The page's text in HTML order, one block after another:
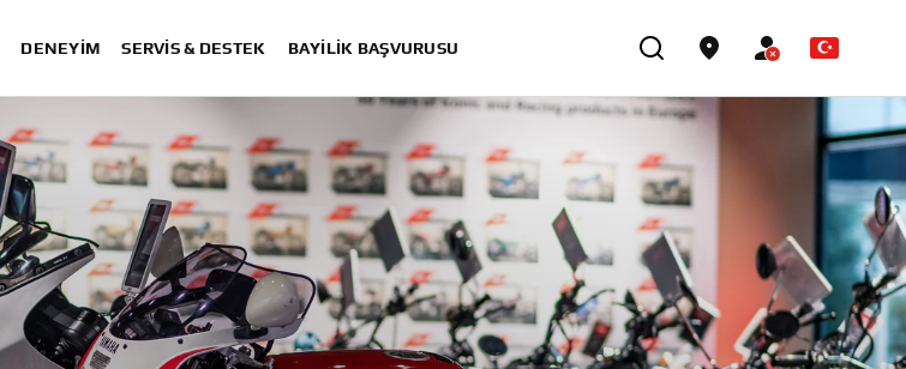
DENEYIM SERVIS & DESTEK BAYİLİK BAŞVURUSU